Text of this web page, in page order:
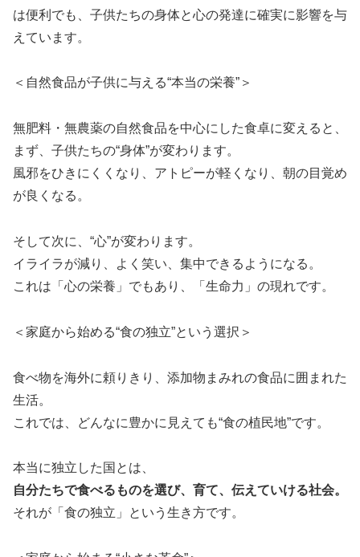
は便利でも、子供たちの身体と心の発達に確実に影響を与
えています。
＜自然食品が子供に与える“本当の栄養”＞
無肥料・無農薬の自然食品を中心にした食卓に変えると、
まず、子供たちの“身体”が変わります。
風邪をひきにくくなり、アトピーが軽くなり、朝の目覚め
が良くなる。
そして次に、“心”が変わります。
イライラが減り、よく笑い、集中できるようになる。
これは「心の栄養」でもあり、「生命力」の現れです。
＜家庭から始める“食の独立”という選択＞
食べ物を海外に頼りきり、添加物まみれの食品に囲まれた
生活。
これでは、どんなに豊かに見えても“食の植民地”です。
本当に独立した国とは、
自分たちで食べるものを選び、育て、伝えていける社会。
それが「食の独立」という生き方です。